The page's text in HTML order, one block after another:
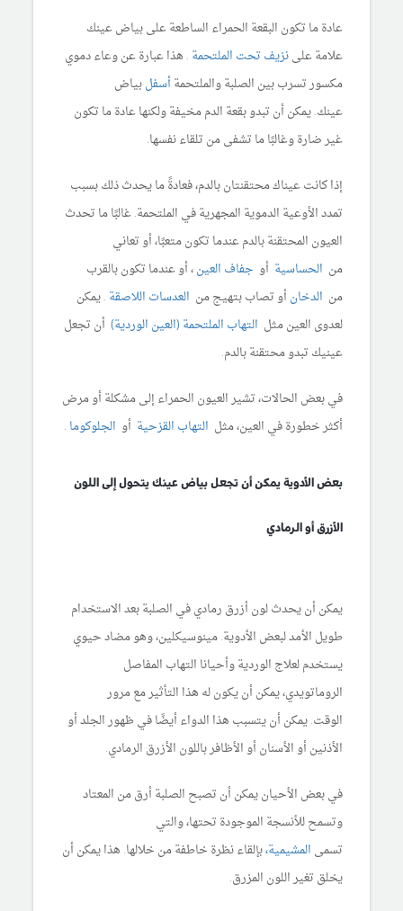
عادة ما تكون البقعة الحمراء الساطعة على بياض عينك
علامة علىنزيف تحت الملتحمة . هذا عبارة عن وعاء دموي
مكسور تسرب بين الصلبة والملتحمةأسفلبياض
عينك. يمكن أن تبدو بقعة الدم مخيفة ولكنها عادة ما تكون
غير ضارة وغالبًا ما تشفى من تلقاء نفسها.
إذا كانت عيناك محتقنتان بالدم، فعادةً ما يحدث ذلك بسبب
تمدد الأوعية الدموية المجهرية في الملتحمة. غالبًا ما تحدث
العيون المحتقنة بالدم عندما تكون متعبًا، أو تعاني
من الحساسية أو جفاف العين، أو عندما تكون بالقرب
من الدخان أو تصاب بتهيج من العدسات اللاصقة . يمكن
لعدوى العين مثل التهاب الملتحمة (العين الوردية) أن تجعل
عينيك تبدو محتقنة بالدم.
في بعض الحالات، تشير العيون الحمراء إلى مشكلة أو مرض
أكثر خطورة في العين، مثل التهاب القزحية أو الجلوكوما .
بعض الأدوية يمكن أن تجعل بياض عينك يتحول إلى اللون
الأزرق أو الرمادي
يمكن أن يحدث لون أزرق رمادي في الصلبة بعد الاستخدام
طويل الأمد لبعض الأدوية. مينوسيكلين، وهو مضاد حيوي
يستخدم لعلاج الوردية وأحيانا التهاب المفاصل
الروماتويدي، يمكن أن يكون له هذا التأثير مع مرور
الوقت. يمكن أن يتسبب هذا الدواء أيضًا في ظهور الجلد أو
الأذنين أو الأسنان أو الأظافر باللون الأزرق الرمادي.
في بعض الأحيان يمكن أن تصبح الصلبة أرق من المعتاد
وتسمح للأنسجة الموجودة تحتها، والتي
تسمى المشيمية،بإلقاء نظرة خاطفة من خلالها. هذا يمكن أن
يخلق تغير اللون المزرق.